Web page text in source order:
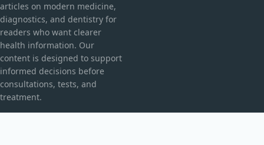
articles on modern medicine,
diagnostics, and dentistry for
readers who want clearer
health information. Our
content is designed to support
informed decisions before
consultations, tests, and
treatment.